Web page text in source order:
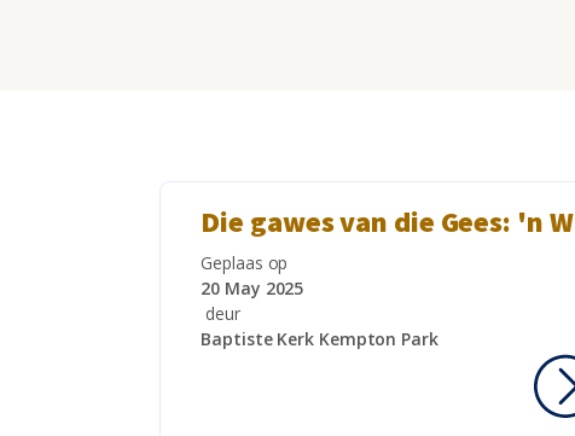
Die gawes van die Gees: 'n
Geplaas op
20 May 2025
deur
Baptiste Kerk Kempton Park